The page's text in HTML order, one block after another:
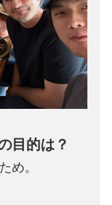
目的は？
め。